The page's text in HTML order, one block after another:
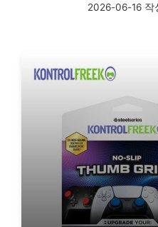
2026-06-16 작